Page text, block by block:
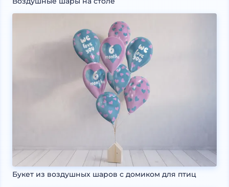
Букет из воздушных шаров с домиком для птиц